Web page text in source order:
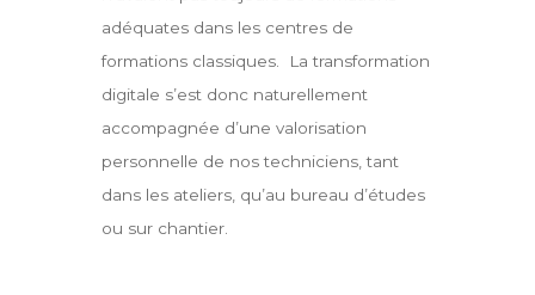
adéquates dans les centres de
formations classiques. La transformation
digitale s’est donc naturellement
accompagnée d’une valorisation
personnelle de nos techniciens, tant
dans les ateliers, qu’au bureau d’études
ou sur chantier.